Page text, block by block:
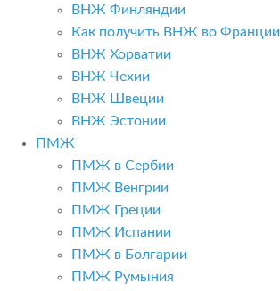
ВНЖ Финляндии
Как получить ВНЖ во Франции
ВНЖ Хорватии
ВНЖ Чехии
ВНЖ Швеции
ВНЖ Эстонии
ПМЖ
ПМЖ в Сербии
ПМЖ Венгрии
ПМЖ Греции
ПМЖ Испании
ПМЖ в Болгарии
ПМЖ Румыния